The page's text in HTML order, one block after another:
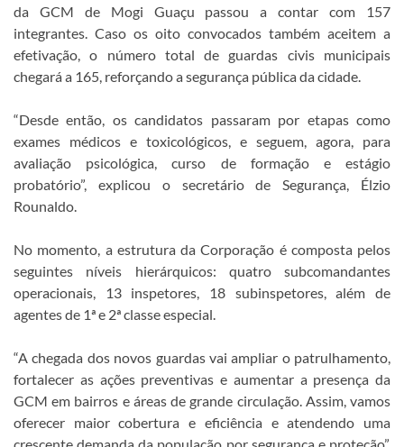
da GCM de Mogi Guaçu passou a contar com 157
integrantes. Caso os oito convocados também aceitem a
efetivação, o número total de guardas civis municipais
chegará a 165, reforçando a segurança pública da cidade.
“Desde então, os candidatos passaram por etapas como
exames médicos e toxicológicos, e seguem, agora, para
avaliação psicológica, curso de formação e estágio
probatório”, explicou o secretário de Segurança, Élzio
Rounaldo.
No momento, a estrutura da Corporação é composta pelos
seguintes níveis hierárquicos: quatro subcomandantes
operacionais, 13 inspetores, 18 subinspetores, além de
agentes de 1ª e 2ª classe especial.
“A chegada dos novos guardas vai ampliar o patrulhamento,
fortalecer as ações preventivas e aumentar a presença da
GCM em bairros e áreas de grande circulação. Assim, vamos
oferecer maior cobertura e eficiência e atendendo uma